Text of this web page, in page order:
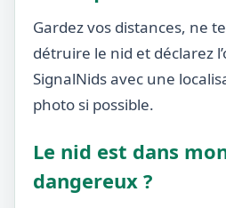
Gardez vos distances, ne
détruire le nid et déclarez
SignalNids avec une
photo si possible.
Le nid est dans
dangereux ?